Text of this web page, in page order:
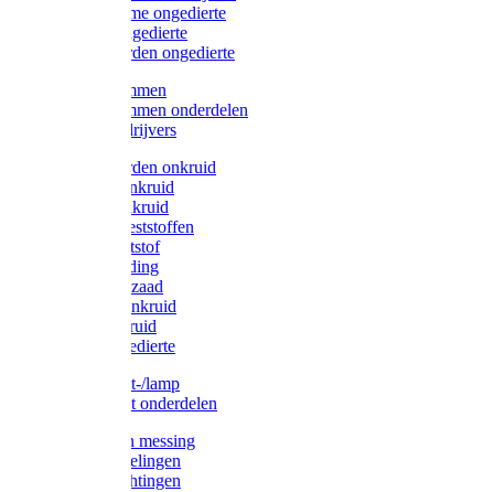
Protect Home ongedierte
Solabiol ongedierte
Protect Garden ongedierte
Mollenklemmen
Mollenklemmen onderdelen
Mollenverdrijvers
Protect Garden onkruid
Diversen onkruid
Solabiol onkruid
Solabiol meststoffen
Pokon meststof
Pokon voeding
Pokon graszaad
Roundup onkruid
Pokon onkruid
Pokon ongedierte
Vliegenkast-/lamp
Vliegenkast onderdelen
Zuigkorven messing
Geka koppelingen
Geka afdichtingen